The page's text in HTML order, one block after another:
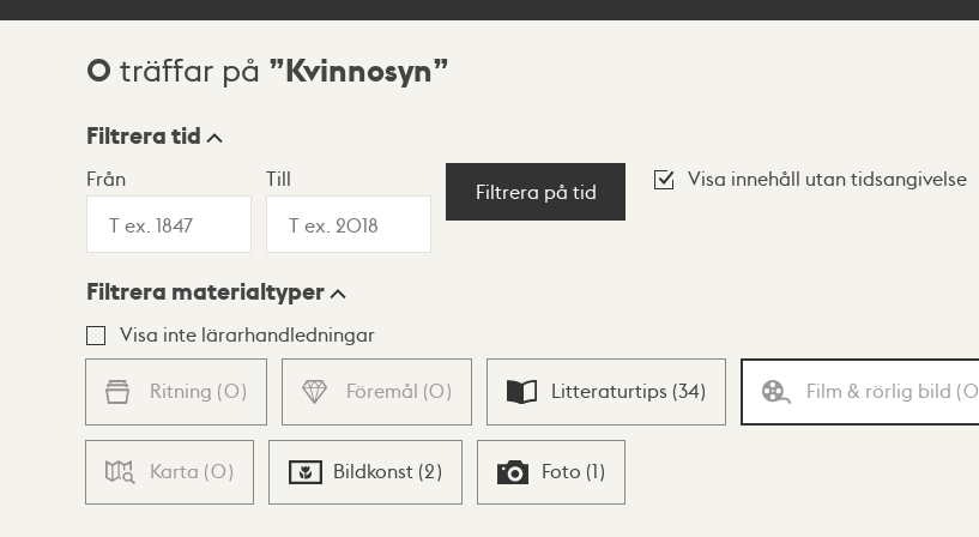
Sökresultat
0 träffar på Kvinnosyn
Visningsläge
Lista Karta
Filtrera tid
Från Till
Filtrera på tid
Visa innehåll utan tidsangivelse
Filtrera materialtyper
Visa inte lärarhandledningar
Ritning (0) Föremål (0) Litteraturtips (34) Film & rörlig bild (0
Karta (0) Bildkonst (2) Foto (1)